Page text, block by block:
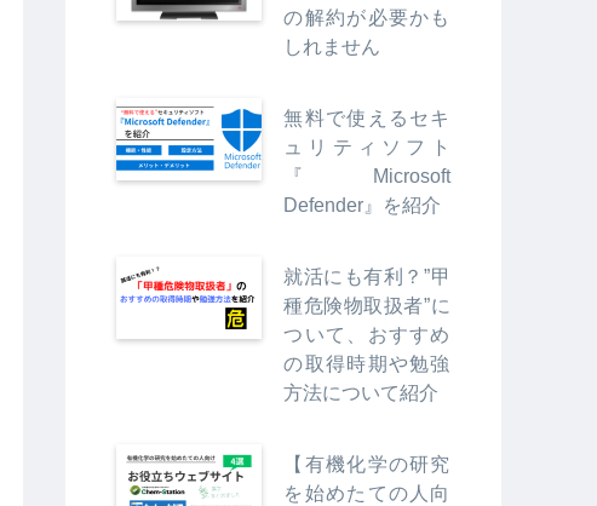
の解約が必要かも
しれません
無料で使えるセキ
ュリティソフト
『Microsoft
Defender』を紹介
就活にも有利？”甲
種危険物取扱者”に
ついて、おすすめ
の取得時期や勉強
方法について紹介
【有機化学の研究
を始めたての人向